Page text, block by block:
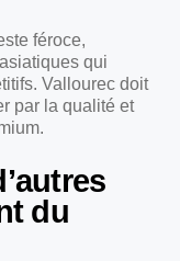
féroce,
qui
Vallourec doit
par la qualité et
du